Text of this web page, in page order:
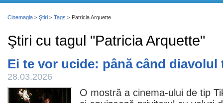
Ştiri cu tagul "Patricia Arquette"
Ei te vor ucide: până când diavolul
28.03.2026
O mostră a cinema-ului de tip
Cinemagia > Ştiri > Tags > Patricia Arquette